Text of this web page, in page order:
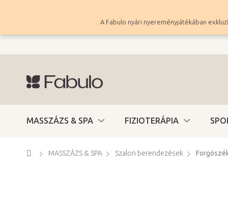
tartalomhoz
A Fabulo nyári nyereményjátékában
MASSZÁZS & SPA FIZIOTERÁPIA
Kezdőlap
MASSZÁZS & SPA Szalon berendezések